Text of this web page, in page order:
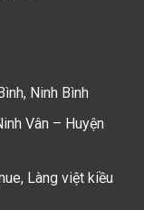
Ninh Bình
Vân – Huyện
Làng việt kiều